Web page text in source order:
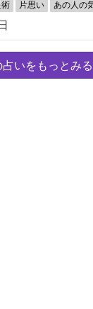
術 片思い あの人の
占いをもっとみる